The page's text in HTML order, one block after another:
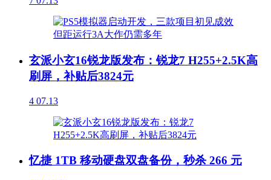
玄派小玄16锐龙版发布：锐龙7 H255+2.5K高
刷屏，补贴后3824元
4 07.13
忆捷 1TB 移动硬盘双盘备份，秒杀 266 元